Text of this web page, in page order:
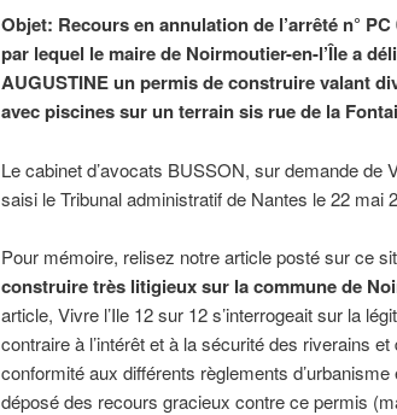
Objet: Recours en annulation de l’arrêté n°
par lequel le maire de Noirmoutier-en-l’Île a
AUGUSTINE un permis de construire valant
avec piscines sur un terrain sis rue de la
Le cabinet d’avocats BUSSON, sur demande de
saisi le Tribunal administratif de Nantes le 22 mai
Pour mémoire, relisez notre article posté sur ce
construire très litigieux sur la commune de
article, Vivre l’Ile 12 sur 12 s’interrogeait sur la
contraire à l’intérêt et à la sécurité des riverains
conformité aux différents règlements
déposé des recours gracieux contre ce permis